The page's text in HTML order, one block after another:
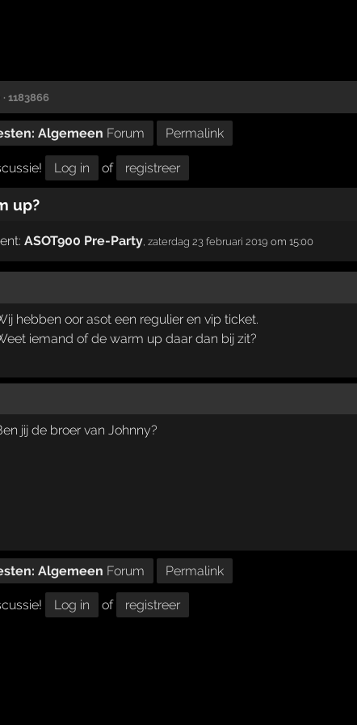
· 1183866
Algemeen Forum Permalink
Log in of registreer
up?
ASOT900 Pre-Party, zaterdag 23 februari 2019 om 15:00
hebben oor asot een regulier en vip ticket.
iemand of de warm up daar dan bij zit?
jij de broer van Johnny?
Algemeen Forum Permalink
Log in of registreer